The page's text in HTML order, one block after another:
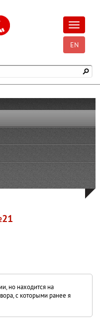
EN
но находится на
с которыми ранее я